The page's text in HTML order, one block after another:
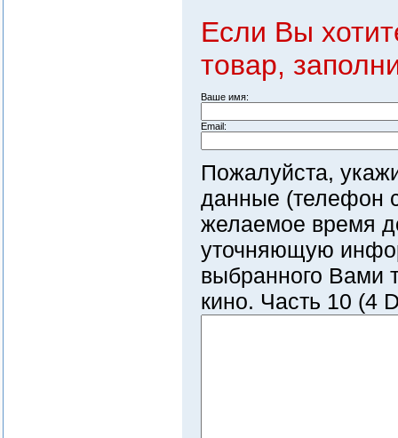
Если Вы
товар,
Ваше имя:
Email:
Пожалуйста,
данные (телефон
желаемое время
уточняющую
выбранного Вами
кино. Часть 10 (4